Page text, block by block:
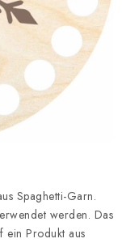
Spaghetti-Garn.
werden. Das
ein Produkt aus